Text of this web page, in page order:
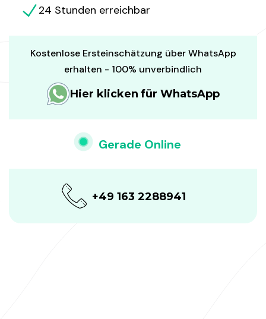
24 Stunden erreichbar
Kostenlose Ersteinschätzung über WhatsApp
erhalten - 100% unverbindlich
Hier klicken für WhatsApp
Gerade Online
+49 163 2288941